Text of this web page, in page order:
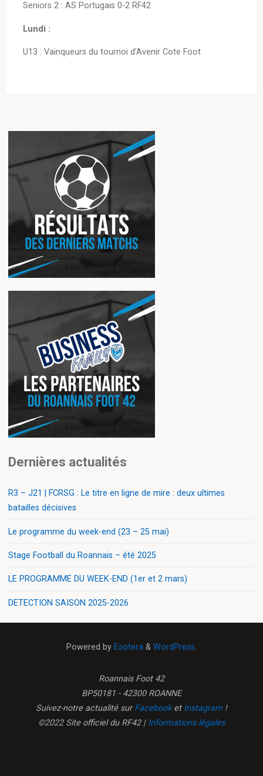
Seniors 2 : AS Portugais 0-2 RF42
Lundi :
U13 : Vainqueurs du tournoi d’Avenir Cote Foot
Dernières actualités
R3 – J21 | FCRSG : Le titre en ligne de mire : deux ultimes
batailles décisives
Le programme du week-end (23 – 25 mai)
Stage Football du Roannais – été 2025
LE PROGRAMME DU WEEK-END (1er et 2 mars)
DETECTION SAISON 2025-2026
Powered by Esotera & WordPress.
Roannais Foot 42
BP50181 - 42300 ROANNE
Suivez-notre actualité surFacebooket Instagram !
©2022 Site officiel du RF42 | Informations légales